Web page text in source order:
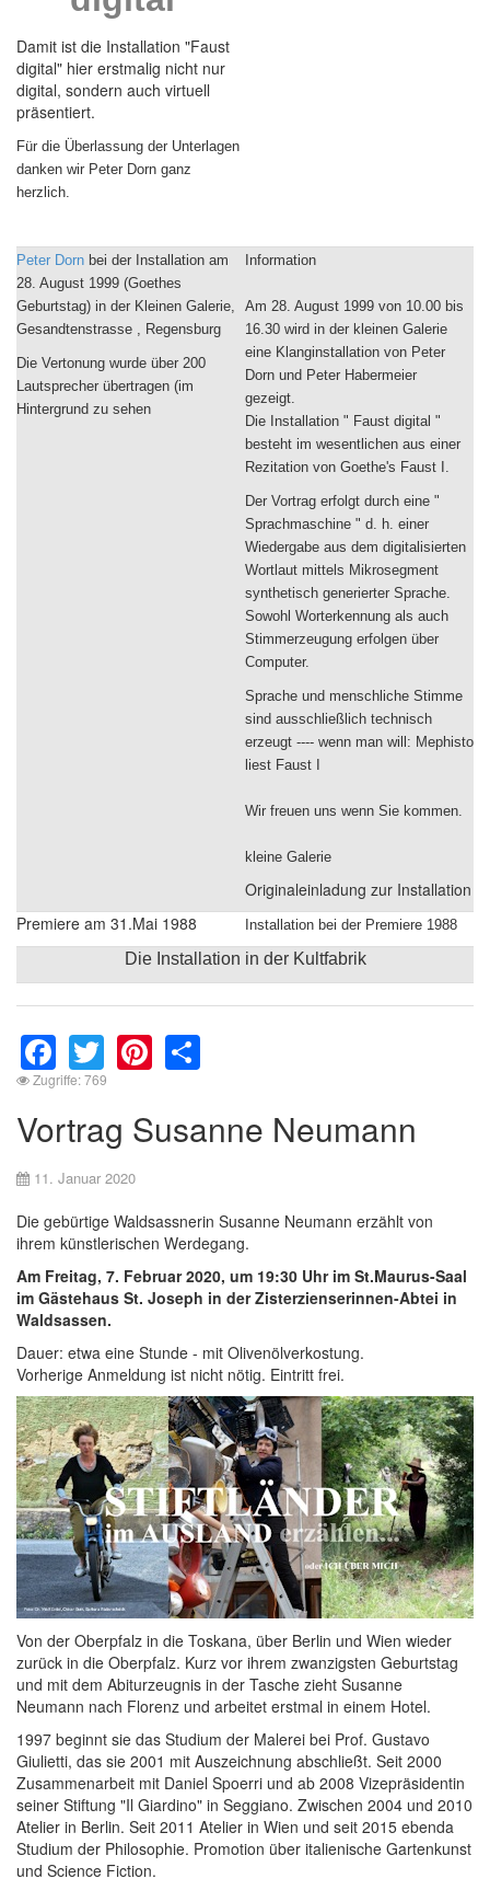
Damit ist die Installation "Faust
digital" hier erstmalig nicht nur
digital, sondern auch virtuell
präsentiert.
Für die Überlassung der Unterlagen
danken wir Peter Dorn ganz
herzlich.
Peter Dorn bei der Installation am
28. August 1999 (Goethes
Geburtstag) in der Kleinen Galerie,
Gesandtenstrasse , Regensburg
Die Vertonung wurde über 200
Lautsprecher übertragen (im
Hintergrund zu sehen
Information
Am 28. August 1999 von 10.00 bis
16.30 wird in der kleinen Galerie
eine Klanginstallation von Peter
Dorn und Peter Habermeier
gezeigt.
Die Installation " Faust digital "
besteht im wesentlichen aus einer
Rezitation von Goethe's Faust I.
Der Vortrag erfolgt durch eine "
Sprachmaschine " d. h. einer
Wiedergabe aus dem digitalisierten
Wortlaut mittels Mikrosegment
synthetisch generierter Sprache.
Sowohl Worterkennung als auch
Stimmerzeugung erfolgen über
Computer.
Sprache und menschliche Stimme
sind ausschließlich technisch
erzeugt ---- wenn man will: Mephisto
liest Faust I
Wir freuen uns wenn Sie kommen.
kleine Galerie
Originaleinladung zur Installation
Premiere am 31.Mai 1988
Installation bei der Premiere 1988
Die Installation in der Kultfabrik
Facebook
TwitterPinterest
Zugriffe: 769
Vortrag Susanne Neumann
11. Januar 2020
Die gebürtige Waldsassnerin Susanne Neumann erzählt von
ihrem künstlerischen Werdegang.
Am Freitag, 7. Februar 2020, um 19:30 Uhr im St.Maurus-Saal
im Gästehaus St. Joseph in der Zisterzienserinnen-Abtei in
Waldsassen.
Dauer: etwa eine Stunde - mit Olivenölverkostung.
Vorherige Anmeldung ist nicht nötig. Eintritt frei.
Von der Oberpfalz in die Toskana, über Berlin und Wien wieder
zurück in die Oberpfalz. Kurz vor ihrem zwanzigsten Geburtstag
und mit dem Abiturzeugnis in der Tasche zieht Susanne
Neumann nach Florenz und arbeitet erstmal in einem Hotel.
1997 beginnt sie das Studium der Malerei bei Prof. Gustavo
Giulietti, das sie 2001 mit Auszeichnung abschließt. Seit 2000
Zusammenarbeit mit Daniel Spoerri und ab 2008 Vizepräsidentin
seiner Stiftung "Il Giardino" in Seggiano. Zwischen 2004 und 2010
Atelier in Berlin. Seit 2011 Atelier in Wien und seit 2015 ebenda
Studium der Philosophie. Promotion über italienische Gartenkunst
und Science Fiction.